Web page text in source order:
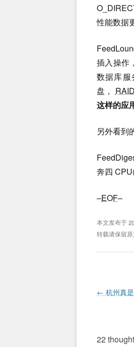
性能数据
插入操作
数据库
盘， RAID
这样的应
另外看到
奔四
–EOF–
本文发布于
转载请保留原
Post
← 杭州真
22